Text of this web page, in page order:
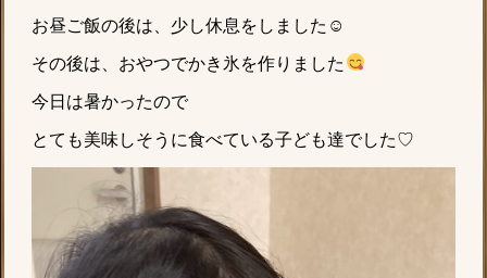
お昼ご飯の後は、少し休息をしました☺︎
その後は、おやつでかき氷を作りました
今日は暑かったので
とても美味しそうに食べている子ども達でした♡